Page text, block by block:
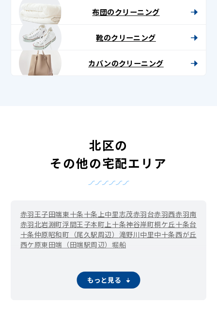
布団のクリーニング
靴のクリーニング
カバンのクリーニング
北区の
その他の宅配エリア
赤羽王子田端東十条十条上中里志茂赤羽台赤羽西赤羽南
赤羽北岩淵町浮間王子本町上十条神谷岸町桐ケ丘十条台
十条仲原昭和町（尾久駅周辺） 滝野川中里中十条西が丘
西ケ原東田端（田端駅周辺） 堀船
もっと見る